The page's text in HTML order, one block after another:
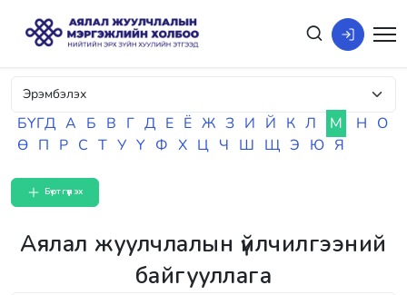
БҮГД А Б В Г Д Е Ё Ж З И Й К Л М Н О
Ө П Р С Т У Ү Ф Х Ц Ч Ш Щ Э Ю Я
Бүртгүүлэх
Аялал жуулчлалын үйлчилгээний
байгууллага